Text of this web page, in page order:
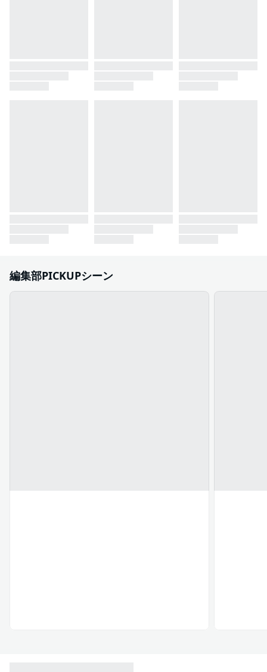
編集部PICKUPシーン